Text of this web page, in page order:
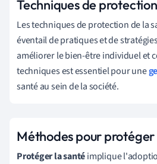
Techniques de
Les techniques de protection de la
éventail de pratiques et de
améliorer le bien-être individuel et
techniques est essentiel pour une
santé au sein de la société.
Méthodes pour protéger
Protéger la santéimplique